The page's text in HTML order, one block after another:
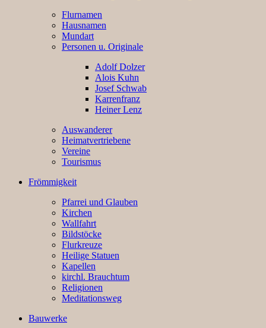
Flurnamen
Hausnamen
Mundart
Personen u. Originale
Adolf Dolzer
Alois Kuhn
Josef Schwab
Karrenfranz
Heiner Lenz
Auswanderer
Heimatvertriebene
Vereine
Tourismus
Frömmigkeit
Pfarrei und Glauben
Kirchen
Wallfahrt
Bildstöcke
Flurkreuze
Heilige Statuen
Kapellen
kirchl. Brauchtum
Religionen
Meditationsweg
Bauwerke